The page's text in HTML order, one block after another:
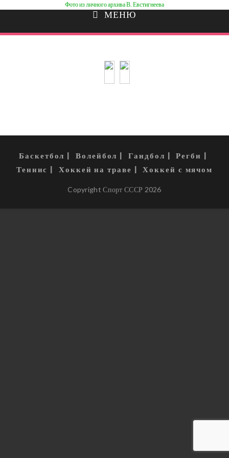
Фото из личного архива В. Евстигнеева
МЕНЮ
Баскетбол Волейбол Гандбол
Регби
Теннис
Хоккей на траве Хоккей с мячом
Copyright Спорт СССР 2026